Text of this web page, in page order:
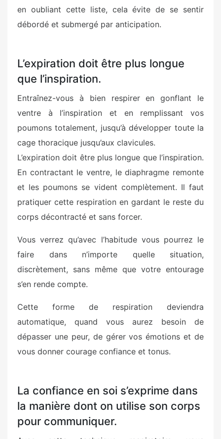
en oubliant cette liste, cela évite de se sentir
débordé et submergé par anticipation.
L’expiration doit être plus longue
que l’inspiration.
Entraînez-vous à bien respirer en gonflant le
ventre à l’inspiration et en remplissant vos
poumons totalement, jusqu’à développer toute la
cage thoracique jusqu’aux clavicules.
L’expiration doit être plus longue que l’inspiration.
En contractant le ventre, le diaphragme remonte
et les poumons se vident complètement. Il faut
pratiquer cette respiration en gardant le reste du
corps décontracté et sans forcer.
Vous verrez qu’avec l’habitude vous pourrez le
faire dans n’importe quelle situation,
discrètement, sans même que votre entourage
s’en rende compte.
Cette forme de respiration deviendra
automatique, quand vous aurez besoin de
dépasser une peur, de gérer vos émotions et de
vous donner courage confiance et tonus.
La confiance en soi s’exprime dans
la manière dont on utilise son corps
pour communiquer.